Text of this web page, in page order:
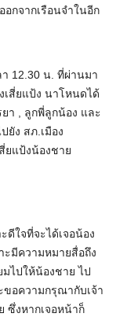
กจากเรือนจำในอีก
12.30 น. ที่ผ่านมา
สี่ยแป้ง นาโหนดได้
า , ลูกพี่ลูกน้อง และ
ยัง สภ.เมือง
ยแป้งน้องชาย
ดีใจที่จะได้เจอน้อง
ะมีความหมายสื่อถึง
มไปให้น้องชาย ไป
ขอความกรุณากับเจ้า
ซึ่งหากเจอหน้าก็